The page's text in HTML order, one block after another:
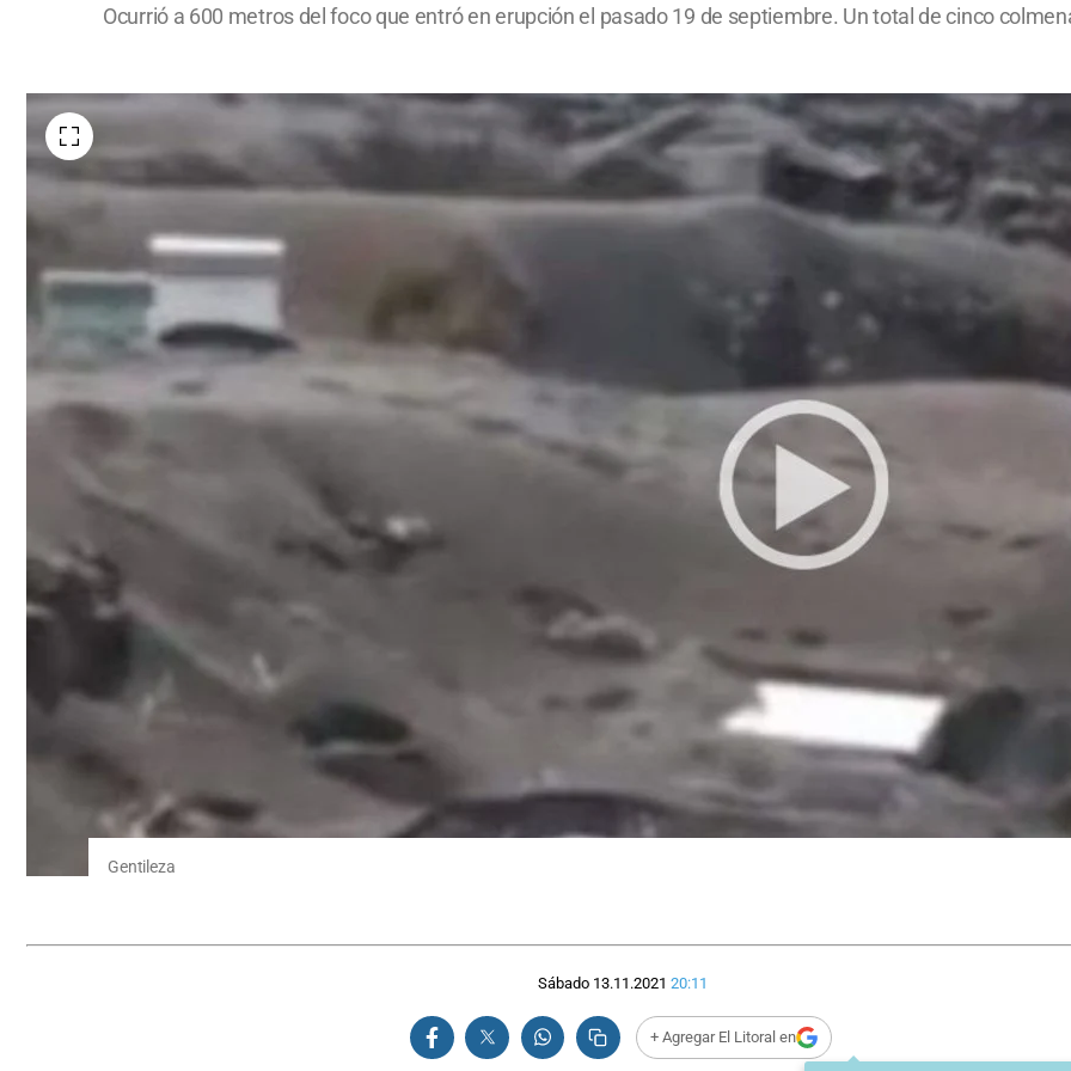
Ocurrió a 600 metros del foco que entró en erupción el pasado 19 de septiembre. Un total de cinco
Gentileza
Sábado 13.11.2021 20:11
+ Agregar El Litoral en